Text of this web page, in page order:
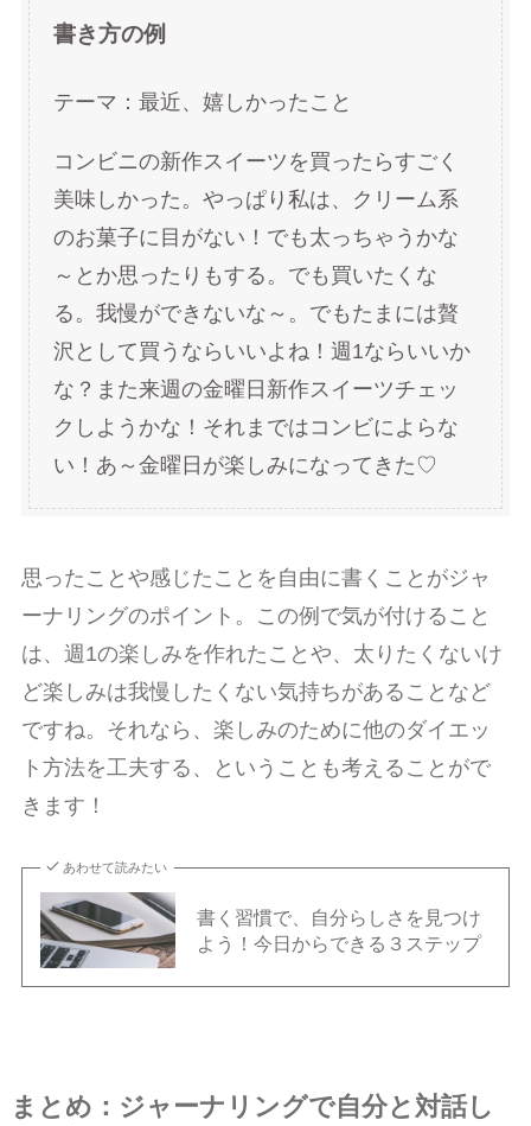
書き方の例
テーマ：最近、嬉しかったこと
コンビニの新作スイーツを買ったらすごく
美味しかった。やっぱり私は、クリーム系
のお菓子に目がない！でも太っちゃうかな
～とか思ったりもする。でも買いたくな
る。我慢ができないな～。でもたまには贅
沢として買うならいいよね！週1ならいいか
な？また来週の金曜日新作スイーツチェッ
クしようかな！それまではコンビによらな
い！あ～金曜日が楽しみになってきた♡
思ったことや感じたことを自由に書くことがジャ
ーナリングのポイント。この例で気が付けること
は、週1の楽しみを作れたことや、太りたくないけ
ど楽しみは我慢したくない気持ちがあることなど
ですね。それなら、楽しみのために他のダイエッ
ト方法を工夫する、ということも考えることがで
きます！
あわせて読みたい
書く習慣で、自分らしさを見つけ
よう！今日からできる３ステップ
まとめ：ジャーナリングで自分と対話し